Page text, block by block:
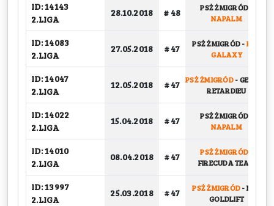
ID: 14143
2.LIGA
28.10.2018 # 48 PSŻ ŻMIGRÓD
NAPALM
ID: 14083
2.LIGA
27.05.2018 # 47 PSŻ ŻMIGRÓD-KFV
GALAXY
ID: 14047
2.LIGA
12.05.2018 # 47 PSŻ ŻMIGRÓD-GEPARD
RETARDIEU
ID: 14022
2.LIGA
15.04.2018 # 47 PSŻ ŻMIGRÓD
NAPALM
ID: 14010
2.LIGA
08.04.2018 # 47 PSŻ ŻMIGRÓD
FIRECUDA TEAM
ID: 13997
2.LIGA
25.03.2018 # 47 PSŻ ŻMIGRÓD-NBK
GOLDLIFT